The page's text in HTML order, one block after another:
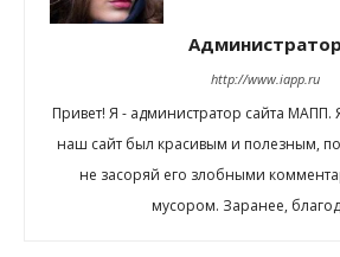
Администратор
http://www.iapp.ru
Привет! Я - администратор сайта МАПП.
наш сайт был красивым и полезным,
не засоряй его злобными
мусором. Заранее,